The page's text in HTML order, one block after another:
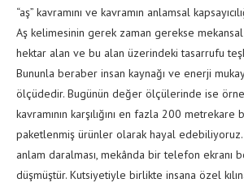
“aş” kavramını ve kavramın anlamsal
Aş kelimesinin gerek zaman gerekse mekansal
hektar alan ve bu alan üzerindeki tasarrufu
Bununla beraber insan kaynağı ve enerji
ölçüdedir. Bugünün değer ölçülerinde ise
kavramının karşılığını en fazla 200
paketlenmiş ürünler olarak hayal
anlam daralması, mekânda bir telefon ekranı
düşmüştür. Kutsiyetiyle birlikte insana özel